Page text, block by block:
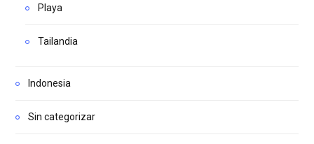
Playa
Tailandia
Indonesia
Sin categorizar